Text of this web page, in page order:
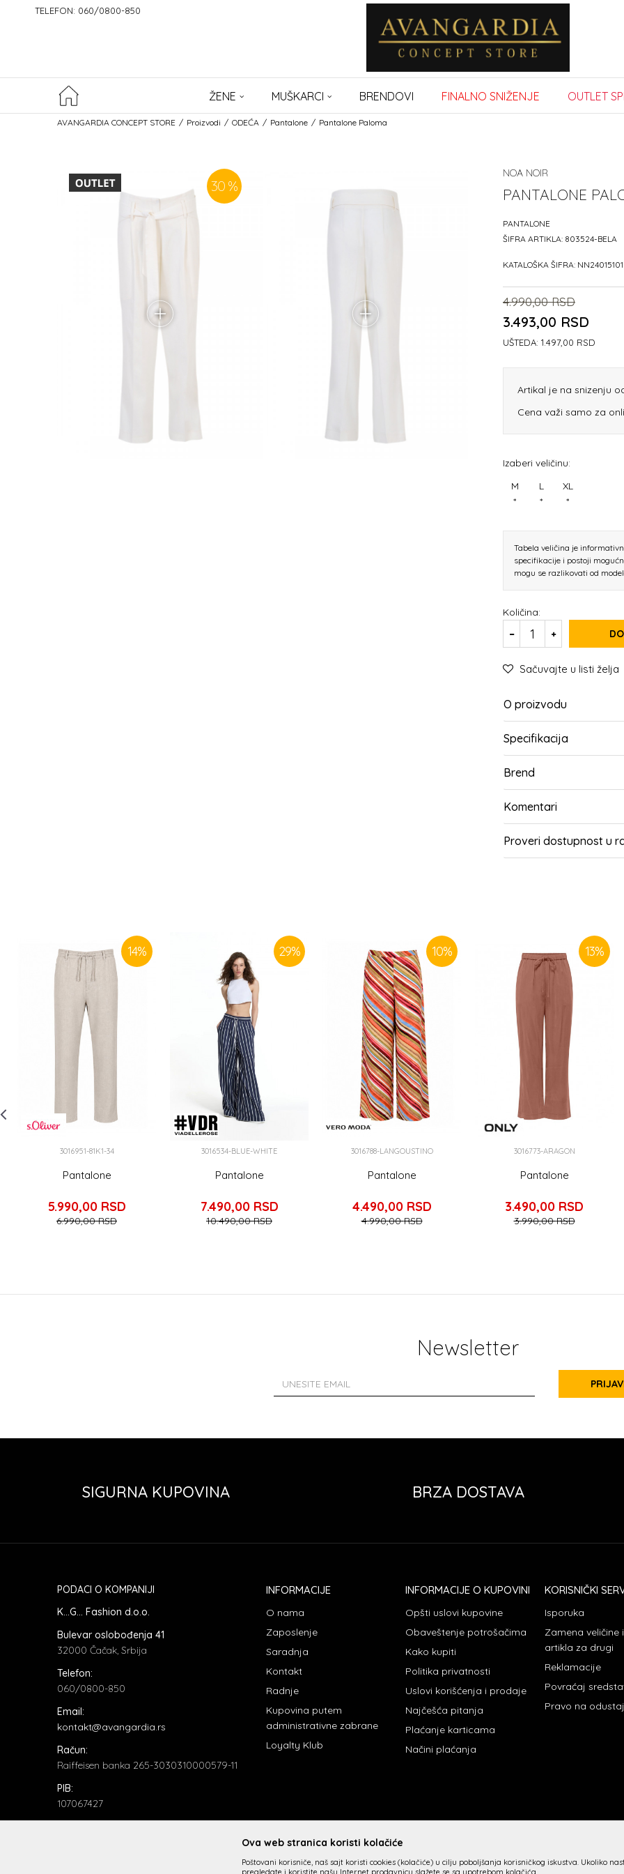
TELEFON: 060/0800-850
ŽENE MUŠKARCI BRENDOVI FINALNO SNIŽENJE OUTLET
AVANGARDIA CONCEPT STORE Proizvodi ODEĆA Pantalone Pantalone Paloma
30 %
NOA NOIR
PANTALONE
PANTALONE
ŠIFRA ARTIKLA: 803524-BELA
KATALOŠKA ŠIFRA: NN24015101
4.990,00 RSD
3.493,00 RSD
UŠTEDA: 1.497,00 RSD
Artikal je na snizenju
Cena važi samo za
Izaberi veličinu:
M
*
L
*
XL
*
Tabela veličina je
specifikacije i postoji
mogu se razlikovati od
Količina:
Sačuvajte u listi želja
O proizvodu
Specifikacija
Brend
Komentari
Proveri dostupnost u
14%
3016951-81K1-34
Pantalone
5.990,00 RSD
6.990,00RSD
29%
3016534-BLUE-WHITE
Pantalone
7.490,00 RSD
10.490,00RSD
10%
3016788-LANGOUSTINO
Pantalone
4.490,00 RSD
4.990,00RSD
13%
3016773-ARAGON
Pantalone
3.490,00 RSD
3.990,00RSD
Newsletter
SIGURNA KUPOVINA BRZA DOSTAVA
PODACI O KOMPANIJI
K...G... Fashion d.o.o.
Bulevar oslobođenja 41
32000 Čačak, Srbija
Telefon:
060/0800-850
Email:
kontakt@avangardia.rs
Račun:
Raiffeisen banka 265-3030310000579-11
PIB:
107067427
INFORMACIJE
O nama
Zaposlenje
Saradnja
Kontakt
Radnje
Kupovina putem
administrativne zabrane
Loyalty Klub
INFORMACIJE O KUPOVINI
Opšti uslovi kupovine
Obaveštenje potrošačima
Kako kupiti
Politika privatnosti
Uslovi korišćenja i prodaje
Najčešća pitanja
Plaćanje karticama
Načini plaćanja
KORISNIČKI
Isporuka
Zamena veličine
artikla za drugi
Reklamacije
Povraćaj
Pravo na
Ova web stranica koristi kolačiće
Poštovani korisniče, naš sajt koristi cookies (kolačiće) u cilju poboljšanja korisničkog iskustva. Ukoliko
pregledate i koristite našu Internet prodavnicu slažete se sa upotrebom kolačića.